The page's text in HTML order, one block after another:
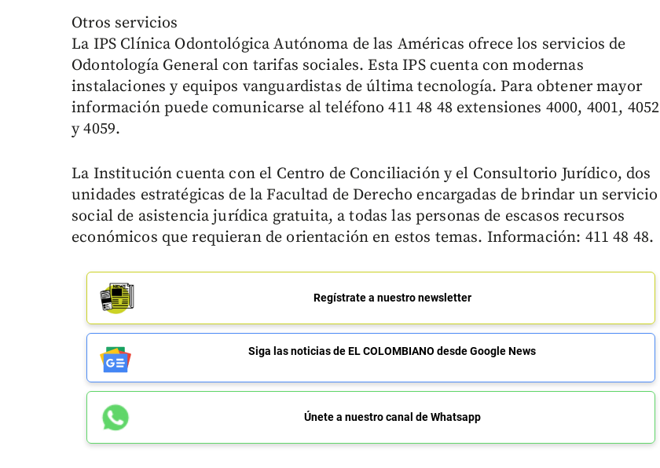
Otros servicios
La IPS Clínica Odontológica Autónoma de las Américas ofrece los servicios de
Odontología General con tarifas sociales. Esta IPS cuenta con modernas
instalaciones y equipos vanguardistas de última tecnología. Para obtener mayor
información puede comunicarse al teléfono 411 48 48 extensiones 4000, 4001, 4052
y 4059.
La Institución cuenta con el Centro de Conciliación y el Consultorio Jurídico, dos
unidades estratégicas de la Facultad de Derecho encargadas de brindar un servicio
social de asistencia jurídica gratuita, a todas las personas de escasos recursos
económicos que requieran de orientación en estos temas. Información: 411 48 48.
Regístrate a nuestro newsletter
Siga las noticias de EL COLOMBIANO desde Google News
Únete a nuestro canal de Whatsapp